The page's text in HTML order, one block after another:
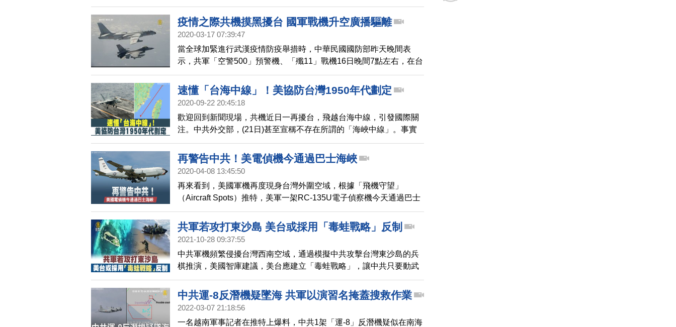
徑。共機型號包括運20、伊爾76，馬來西亞空軍緊急升空攔截，並多
次警告中共，但對方不予回應。馬來西亞軍方表示，中方飛機的行動
非常「可疑」，已嚴重威脅到國家主權和航空安全。馬來西亞外交大
解釋。
疫情之際共機摸黑擾台 國軍戰機升空廣播驅離
2020-03-17 07:39:47
當全球加緊進行武漢疫情防疫舉措時，中華民國國防部昨天晚間表
示，共軍「空警500」預警機、「殲11」戰機16日晚間7點左右，在台
灣西南方海域進行飛行訓練，期間曾接近我國防空識別區，經國軍的
空中偵巡戰機適切應對，實施廣播驅離，共軍才飛離台灣的防空識別
區一帶。國防部表示，國軍運用聯合 情監偵作為，全程監偵，請國人
12日也在台灣海峽中線、台灣東部空域飛行，被認為是警告中共。
速懂「台海中線」！美協防台灣1950年代劃定
2020-09-22 20:45:18
歡迎回到新聞現場，共機近日一再擾台，飛越台海中線，引發國際關
注。中共外交部，(21日)甚至宣稱不存在所謂的「海峽中線」。事實
上，「海峽中線」是美軍1950年代協防台灣期間，所劃定的，又稱
「戴維斯線」，依據《中美共同防禦條約》，當時的美國太平洋艦隊
司令戴維斯對美軍下指令表示，「只要中共的機、艦越過海峽中線，
再警告中共！美電偵機今通過巴士海峽
2020-04-08 13:45:50
再來看到，美國軍機再度現身台灣外圍空域，根據「飛機守望」
（Aircraft Spots）推特，美軍一架RC-135U電子偵察機今天通過巴士
海峽。中華民國國防部表示，對於週遭動態，國軍都能掌握。這也是
美軍3月25日以來，第五度有軍機接近台灣外圍空域的紀錄。
共軍若攻打東沙島 美台或採用「毒蛙戰略」反制
2021-10-28 09:37:55
中共軍機頻繁侵擾台灣西南空域，通過模擬中共攻擊台灣東沙島的兵
棋推演，美國智庫建議，美台應建立「毒蛙戰略」，讓中共只要動武
就立即嚐到苦果。
中共運-8反潛機疑墜海 共軍以演習名掩蓋搜救作業
2022-03-07 21:18:56
一名越南軍事記者在推特上爆料，中共1架「運-8」反潛機疑似在南海